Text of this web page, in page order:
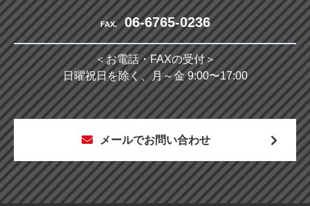
FAX. 06-6765-0236
＜お電話・FAXの受付＞
日曜祝日を除く、月～金 9:00〜17:00
メールでお問い合わせ